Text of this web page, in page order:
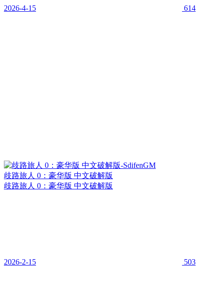
2026-4-15 614
歧路旅人 0：豪华版 中文破解版
歧路旅人 0：豪华版 中文破解版
2026-2-15 503